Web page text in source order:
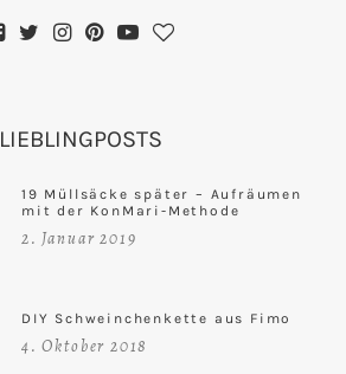
LIEBLINGPOSTS
19 Müllsäcke später – Aufräumen
mit der KonMari-Methode
2. Januar 2019
DIY Schweinchenkette aus Fimo
4. Oktober 2018